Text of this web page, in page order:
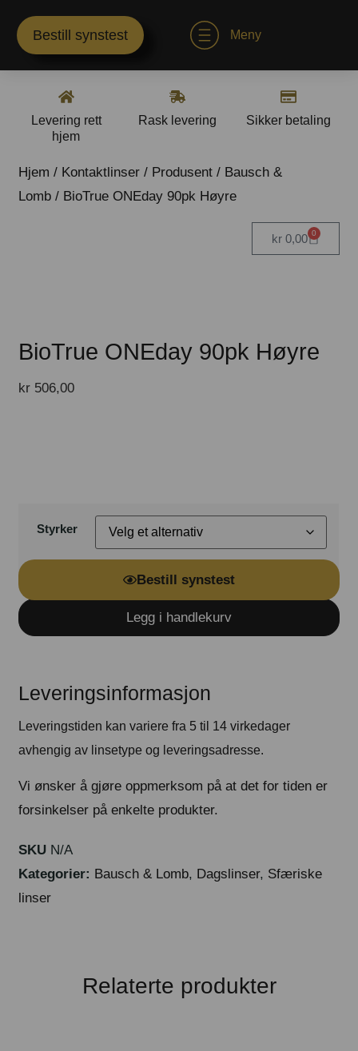
Bestill synstest Meny
Levering rett
hjem
Rask levering Sikker betaling
Hjem / Kontaktlinser / Produsent / Bausch &
Lomb / BioTrue ONEday 90pk Høyre
kr0,00 0
BioTrue ONEday 90pk Høyre
kr 506,00
Styrker
Legg i handlekurv
Bestill synstest
Leveringsinformasjon
Leveringstiden kan variere fra 5 til 14 virkedager
avhengig av linsetype og leveringsadresse.
Vi ønsker å gjøre oppmerksom på at det for tiden er
forsinkelser på enkelte produkter.
SKU N/A
Kategorier: Bausch & Lomb, Dagslinser, Sfæriske
linser
Relaterte produkter